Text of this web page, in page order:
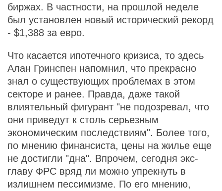
биржах. В частности, на прошлой неделе
был установлен новый исторический рекорд
- $1,388 за евро.
Что касается ипотечного кризиса, то здесь
Алан Гринспен напомнил, что прекрасно
знал о существующих проблемах в этом
секторе и ранее. Правда, даже такой
влиятельный фигурант "не подозревал, что
они приведут к столь серьезным
экономическим последствиям". Более того,
по мнению финансиста, цены на жилье еще
не достигли "дна". Впрочем, сегодня экс-
главу ФРС вряд ли можно упрекнуть в
излишнем пессимизме. По его мнению,